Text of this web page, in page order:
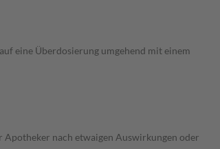
eine Überdosierung umgehend mit einem
Apotheker nach etwaigen Auswirkungen oder